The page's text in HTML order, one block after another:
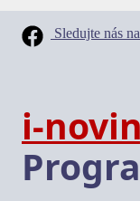
Sledujte nás
i-